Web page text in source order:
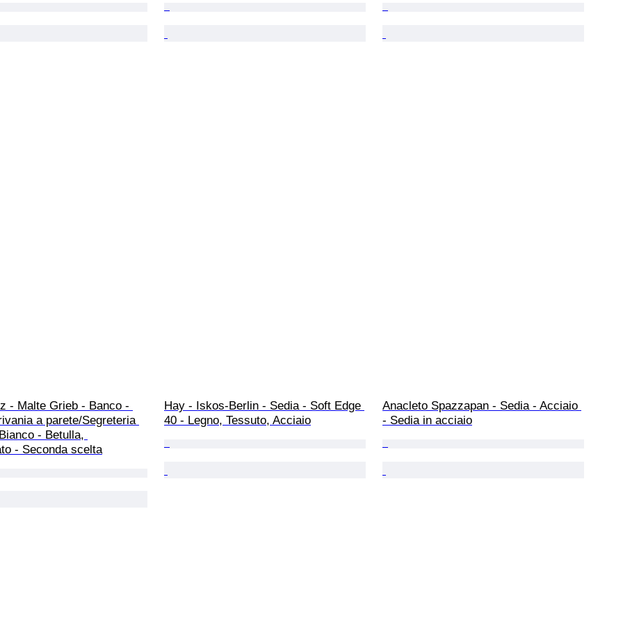
- Malte Grieb - Banco -
a parete/Segreteria
- Betulla,
- Seconda scelta
Hay - Iskos-Berlin - Sedia - Soft Edge
40 - Legno, Tessuto, Acciaio
Anacleto Spazzapan - Sedia - Acciaio
- Sedia in acciaio